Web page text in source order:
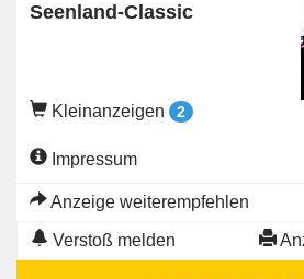
Seenland-Classic
Kleinanzeigen 2
Impressum
Anzeige weiterempfehlen
Verstoß melden